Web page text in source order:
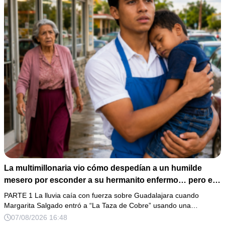
La multimillonaria vio cómo despedían a un humilde
mesero por esconder a su hermanito enfermo… pero el
verdadero escándalo estaba a punto de estallar.
PARTE 1 La lluvia caía con fuerza sobre Guadalajara cuando
Margarita Salgado entró a “La Taza de Cobre” usando una…
07/08/2026 16:48